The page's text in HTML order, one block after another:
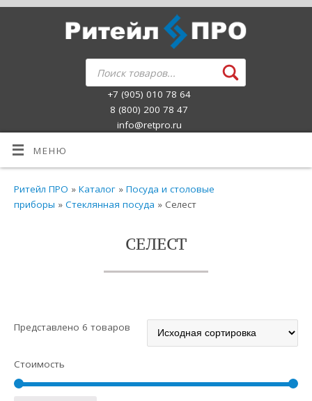
+7 (905) 010 78 64
8 (800) 200 78 47
info@retpro.ru
МЕНЮ
Ритейл ПРО »Каталог »Посуда и столовые
приборы »Стеклянная посуда » Селест
СЕЛЕСТ
Представлено 6 товаров
Стоимость